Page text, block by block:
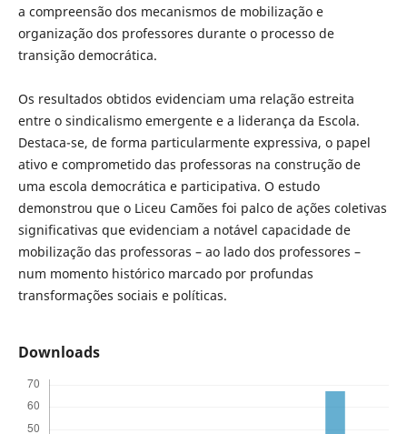
a compreensão dos mecanismos de mobilização e
organização dos professores durante o processo de
transição democrática.
Os resultados obtidos evidenciam uma relação estreita
entre o sindicalismo emergente e a liderança da Escola.
Destaca-se, de forma particularmente expressiva, o papel
ativo e comprometido das professoras na construção de
uma escola democrática e participativa. O estudo
demonstrou que o Liceu Camões foi palco de ações coletivas
significativas que evidenciam a notável capacidade de
mobilização das professoras – ao lado dos professores –
num momento histórico marcado por profundas
transformações sociais e políticas.
Downloads